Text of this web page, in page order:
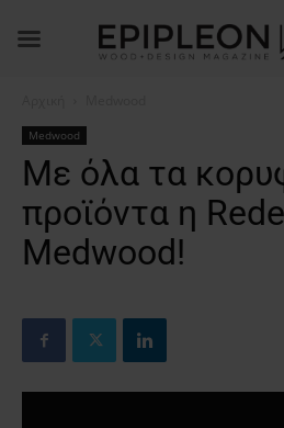
Medwood
Με όλα τα
προϊόντα η
Medwood!